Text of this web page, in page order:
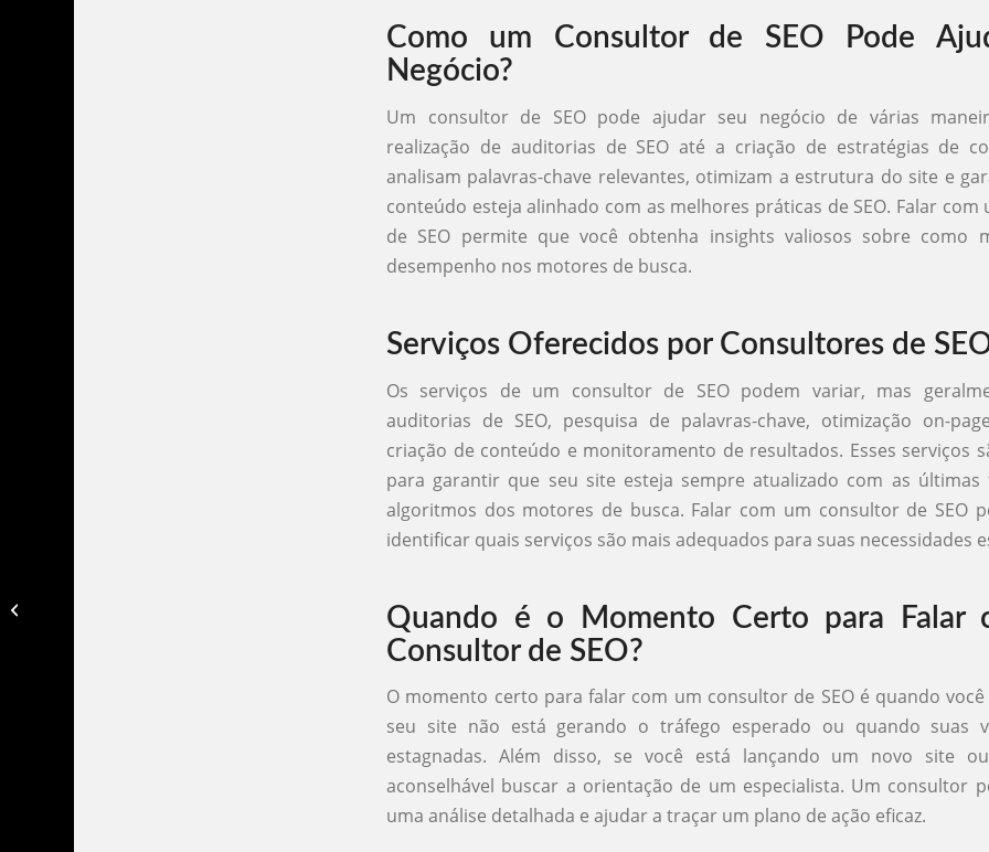
Como um Consultor de SEO Pode
Negócio?
Um consultor de SEO pode ajudar seu negócio de várias
realização de auditorias de SEO até a criação de estratégias de
analisam palavras-chave relevantes, otimizam a estrutura do site e
conteúdo esteja alinhado com as melhores práticas de SEO. Falar
de SEO permite que você obtenha insights valiosos sobre como
desempenho nos motores de busca.
Serviços Oferecidos por Consultores de
Os serviços de um consultor de SEO podem variar, mas
auditorias de SEO, pesquisa de palavras-chave, otimização on-
criação de conteúdo e monitoramento de resultados. Esses serviços
para garantir que seu site esteja sempre atualizado com as últimas
algoritmos dos motores de busca. Falar com um consultor de SEO
identificar quais serviços são mais adequados para suas necessidades
Quando é o Momento Certo para Falar
Consultor de SEO?
O momento certo para falar com um consultor de SEO é quando
seu site não está gerando o tráfego esperado ou quando suas
estagnadas. Além disso, se você está lançando um novo site
aconselhável buscar a orientação de um especialista. Um consultor
uma análise detalhada e ajudar a traçar um plano de ação eficaz.